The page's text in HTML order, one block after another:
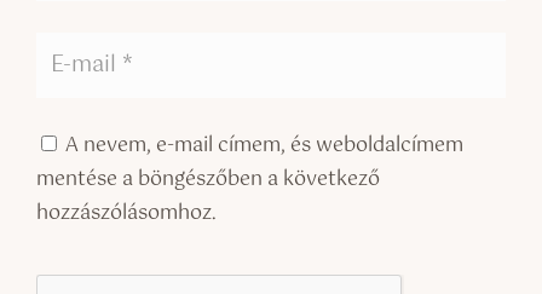
A nevem, e-mail címem, és weboldalcímem
mentése a böngészőben a következő
hozzászólásomhoz.